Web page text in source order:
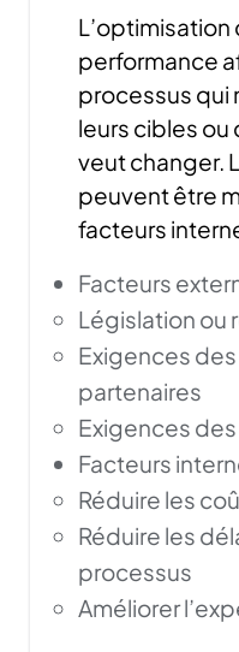
L’optimisation
performance
processus qui
leurs cibles ou
veut changer.
peuvent être
facteurs
Facteurs
Législation ou
Exigences
partenaires
Exigences
Facteurs
Réduire les
Réduire les
processus
Améliorer